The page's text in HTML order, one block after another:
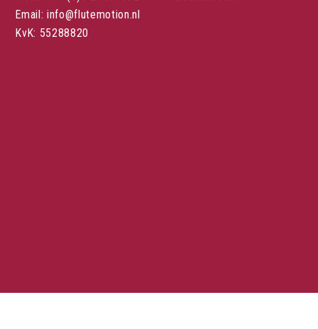
Email: info@flutemotion.nl
KvK: 55288820